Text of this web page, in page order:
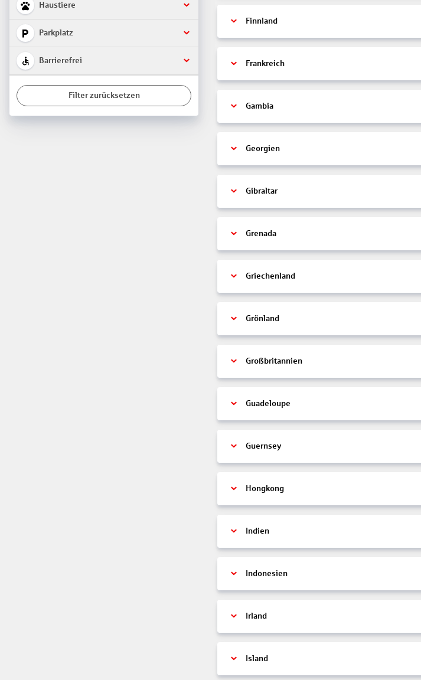
Haustiere
Parkplatz
Barrierefrei
Filter zurücksetzen
Finnland
Frankreich
Gambia
Georgien
Gibraltar
Grenada
Griechenland
Grönland
Großbritannien
Guadeloupe
Guernsey
Hongkong
Indien
Indonesien
Irland
Island